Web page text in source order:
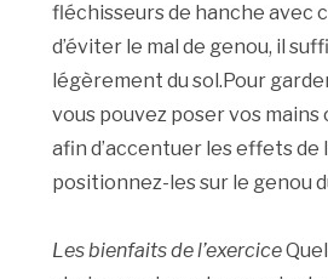
fléchisseurs de hanche avec
d’éviter le mal de genou, il
légèrement du sol.Pour
vous pouvez poser vos
afin d’accentuer les effets de
positionnez-les sur le genou
Les bienfaits de l’exercice